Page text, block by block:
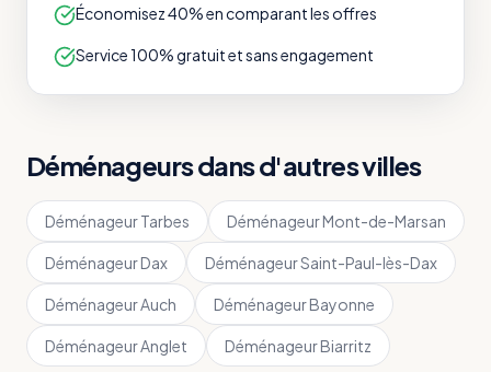
Économisez 40% en comparant les offres
Service 100% gratuit et sans engagement
Déménageurs dans d'autres villes
DéménageurTarbes DéménageurMont-de-Marsan
DéménageurDax DéménageurSaint-Paul-lès-Dax
DéménageurAuch DéménageurBayonne
DéménageurAnglet DéménageurBiarritz